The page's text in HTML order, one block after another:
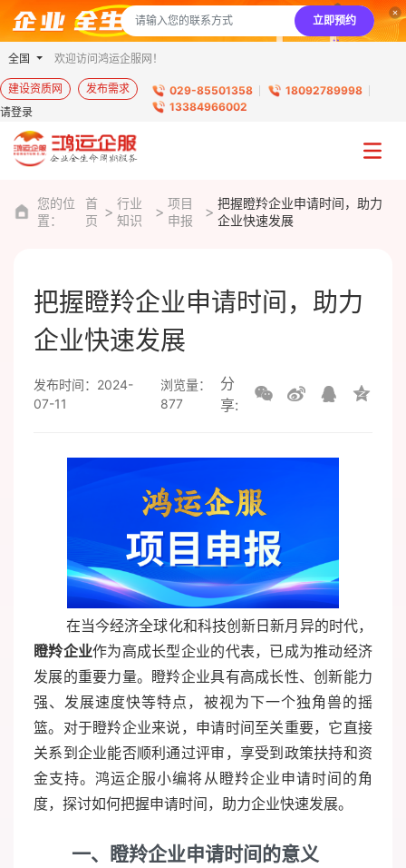
立即预约
全国 欢迎访问鸿运企服网！
建设资质网
发布需求
请登录
029-85501358
18092789998
13384966002
您的位
置：
首
页
行业
知识
项目
申报
把握瞪羚企业申请时间，助力
企业快速发展
把握瞪羚企业申请时间，助力
企业快速发展
发布时间：2024-
07-11
浏览量：
877
分
享:
在当今经济全球化和科技创新日新月异的时代，
瞪羚企业作为高成长型企业的代表，已成为推动经济
发展的重要力量。瞪羚企业具有高成长性、创新能力
强、发展速度快等特点，被视为下一个独角兽的摇
篮。对于瞪羚企业来说，申请时间至关重要，它直接
关系到企业能否顺利通过评审，享受到政策扶持和资
金支持。鸿运企服小编将从瞪羚企业申请时间的角
度，探讨如何把握申请时间，助力企业快速发展。
一、瞪羚企业申请时间的意义